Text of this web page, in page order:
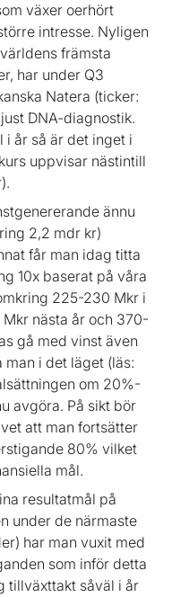
växer oerhört
intresse. Nyligen
främsta
har under Q3
Natera (ticker:
DNA-diagnostik.
i år så är det inget i
uppvisar nästintill
ännu
2,2 mdr kr)
får man idag titta
10x baserat på våra
225-230 Mkr i
nästa år och 370-
gå med vinst även
i det läget (läs:
om 20%-
avgöra. På sikt bör
att man fortsätter
80% vilket
mål.
resultatmål på
under de närmaste
har man vuxit med
som inför detta
tillväxttakt såväl i år